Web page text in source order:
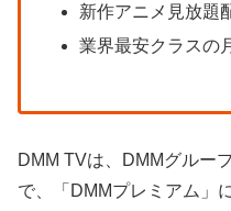
新作アニメ見放題
業界最安クラスの
DMM TVは、DMMグルー
で、「DMMプレミアム」